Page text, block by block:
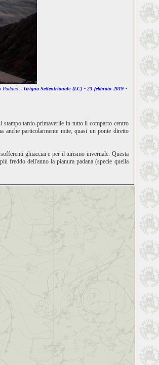
Padano - Grigna Settentrionale (LC) - 23febbraio 2019 -
stampo tardo-primaverile in tutto il comparto centro
anche particolarmente mite, quasi un ponte diretto
ghiacciai e per il turismo invernale. Questa
freddo dell'anno la pianura padana (specie quella